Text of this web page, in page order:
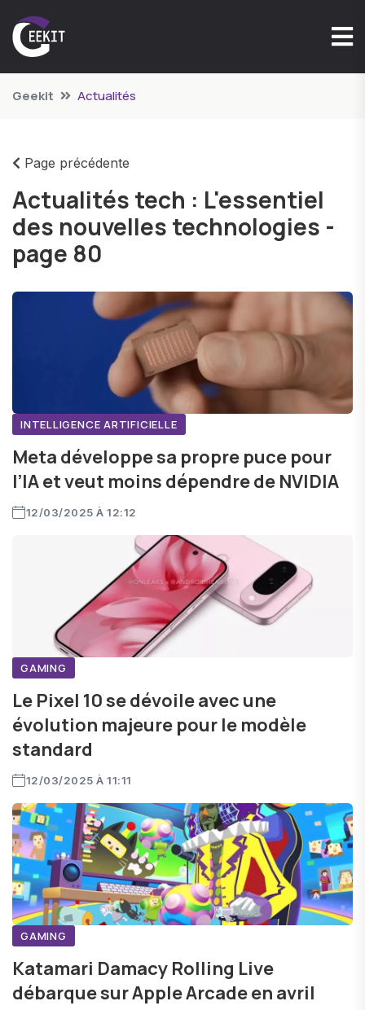
Geekit Actualités
Page précédente
Actualités tech : L'essentiel
des nouvelles technologies -
page 80
INTELLIGENCE ARTIFICIELLE
Meta développe sa propre puce pour
l’IA et veut moins dépendre de NVIDIA
12/03/2025 À 12:12
GAMING
Le Pixel 10 se dévoile avec une
évolution majeure pour le modèle
standard
12/03/2025 À 11:11
GAMING
Katamari Damacy Rolling Live
débarque sur Apple Arcade en avril